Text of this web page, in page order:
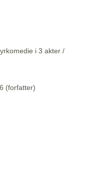
i 3 akter /
(forfatter)